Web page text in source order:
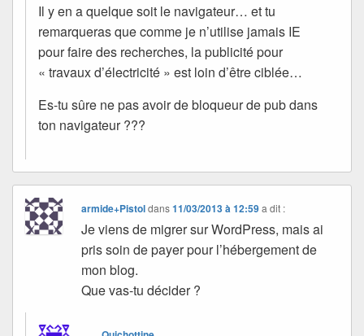
Il y en a quelque soit le navigateur… et tu
remarqueras que comme je n’utilise jamais IE
pour faire des recherches, la publicité pour
« travaux d’électricité » est loin d’être ciblée…
Es-tu sûre ne pas avoir de bloqueur de pub dans
ton navigateur ???
armide+Pistoldans11/03/2013 à 12:59 a dit :
Je viens de migrer sur WordPress, mais ai
pris soin de payer pour l’hébergement de
mon blog.
Que vas-tu décider ?